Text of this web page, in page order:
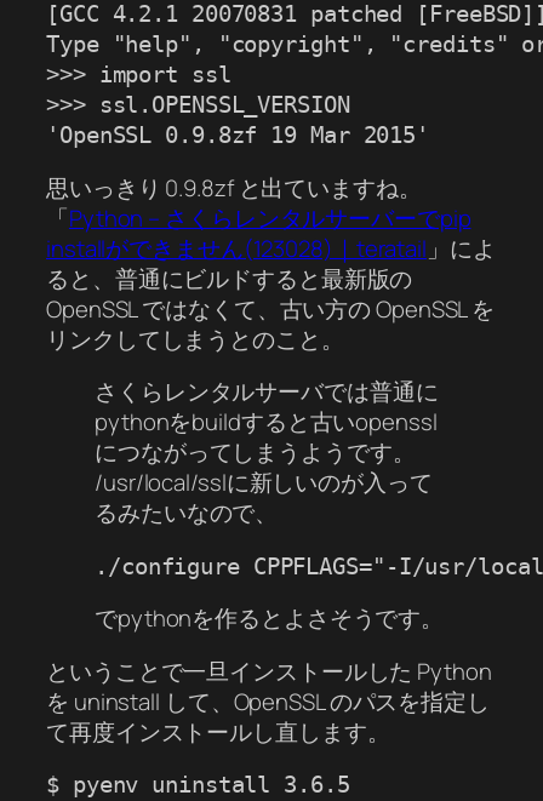
[GCC 4.2.1 20070831 patched
Type "help", "copyright", "credits"
>>> import ssl
>>> ssl.OPENSSL_VERSION
'OpenSSL 0.9.8zf 19 Mar 2015'
思いっきり 0.9.8zf と出ていますね。
「Python – さくらレンタルサーバーでpip
installができません(123028)｜teratail 」によ
ると、普通にビルドすると最新版の
OpenSSL ではなくて、古い方の OpenSSL を
リンクしてしまうとのこと。
さくらレンタルサーバでは普通に
pythonをbuildすると古いopenssl
につながってしまうようです。
/usr/local/sslに新しいのが入って
るみたいなので、
./configure CPPFLAGS="-I/usr/
でpythonを作るとよさそうです。
ということで一旦インストールした Python
を uninstall して、OpenSSL のパスを指定し
て再度インストールし直します。
$ pyenv uninstall 3.6.5